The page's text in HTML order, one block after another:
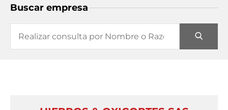
Buscar empresa